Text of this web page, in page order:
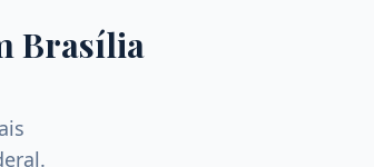
Brasília
.